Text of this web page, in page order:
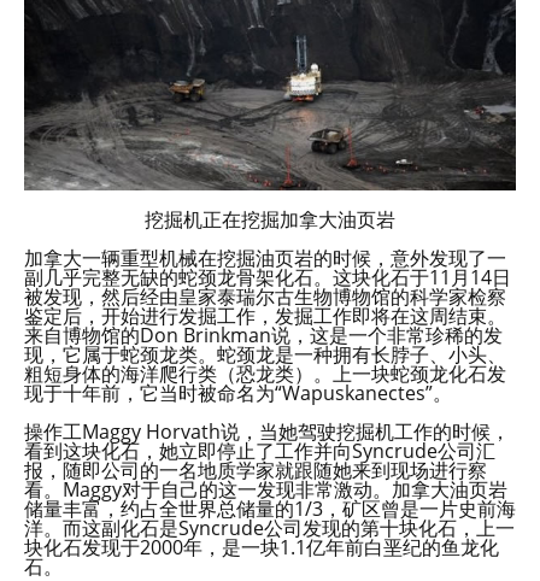
挖掘机正在挖掘加拿大油页岩
加拿大一辆重型机械在挖掘油页岩的时候，意外发现了一
副几乎完整无缺的蛇颈龙骨架化石。这块化石于11月14日
被发现，然后经由皇家泰瑞尔古生物博物馆的科学家检察
鉴定后，开始进行发掘工作，发掘工作即将在这周结束。
来自博物馆的Don Brinkman说，这是一个非常珍稀的发
现，它属于蛇颈龙类。蛇颈龙是一种拥有长脖子、小头、
粗短身体的海洋爬行类（恐龙类）。上一块蛇颈龙化石发
现于十年前，它当时被命名为“Wapuskanectes”。
操作工Maggy Horvath说，当她驾驶挖掘机工作的时候，
看到这块化石，她立即停止了工作并向Syncrude公司汇
报，随即公司的一名地质学家就跟随她来到现场进行察
看。Maggy对于自己的这一发现非常激动。加拿大油页岩
储量丰富，约占全世界总储量的1/3，矿区曾是一片史前海
洋。而这副化石是Syncrude公司发现的第十块化石，上一
块化石发现于2000年，是一块1.1亿年前白垩纪的鱼龙化
石。